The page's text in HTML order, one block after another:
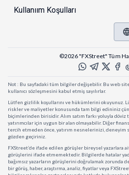
Kullanıım Koşulları
©2026 "FXStreet" Tüm
Not : Bu sayfadaki tüm bilgiler değişebilir. Bu web
kullanıcı sözleşmesini kabul etmiş sayılırlar.
Lütfen gizlilik koşullarını ve hükümlerini okuyunuz.
riskler ve maliyetler konusunda tam bilgi edininiz
biçimlerinden birisidir. Alım satım farkı yoluyla
yatırımcılar için uygun bir alan olmayabilir. Diğer
tercih etmeden önce, yatırım nesnelerinizi, deneyim
gözden geçiriniz.
FXStreet’de ifade edilen görüşler bireysel yazarlara
görüşlerini ifade etmemektedir. Bilgilerde hatalar
bağımsız yazarların görüşlerini doğrulamak zorunda
bir görüş, haber, araştırma, analiz, fiyatlar veya